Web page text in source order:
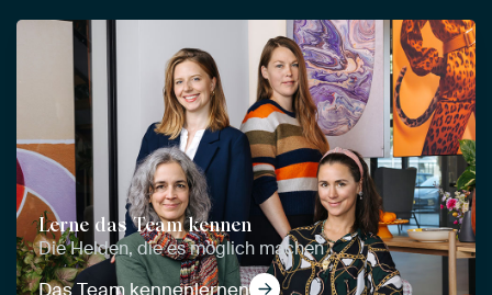
Lerne das Team kennen
Die Helden, die es möglich machen
Das Team kennenlernen